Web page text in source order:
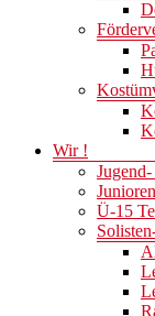
Wir !
Ü-15